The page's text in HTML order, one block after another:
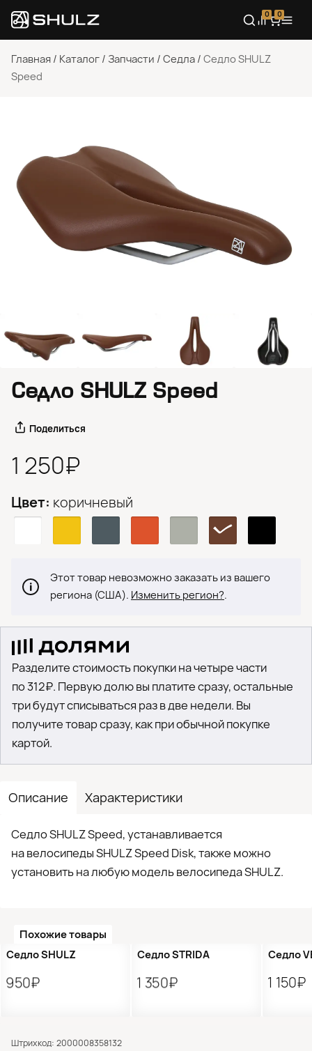
0 0
Главная / Каталог / Запчасти / Седла / Седло SHULZ
Speed
Описание Характеристики
Седло SHULZ Speed, устанавливается
на велосипеды SHULZ Speed Disk, также можно
установить на любую модель велосипеда SHULZ.
Похожие товары
Седло SHULZ
950₽
Седло STRIDA
1 350₽
Седло
1 150₽
Седло SHULZ Speed
Поделиться
1 250₽
Цвет: коричневый
Этот товар невозможно заказать из вашего
региона (США). Изменить регион?.
Разделите стоимость покупки на четыре части
по 312₽. Первую долю вы платите сразу, остальные
три будут списываться раз в две недели. Вы
получите товар сразу, как при обычной покупке
картой.
Штрихкод: 2000008358132